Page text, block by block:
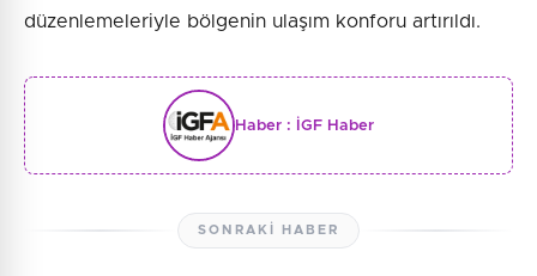
düzenlemeleriyle bölgenin ulaşım konforu artırıldı.
Haber : İGF Haber
SONRAKI HABER